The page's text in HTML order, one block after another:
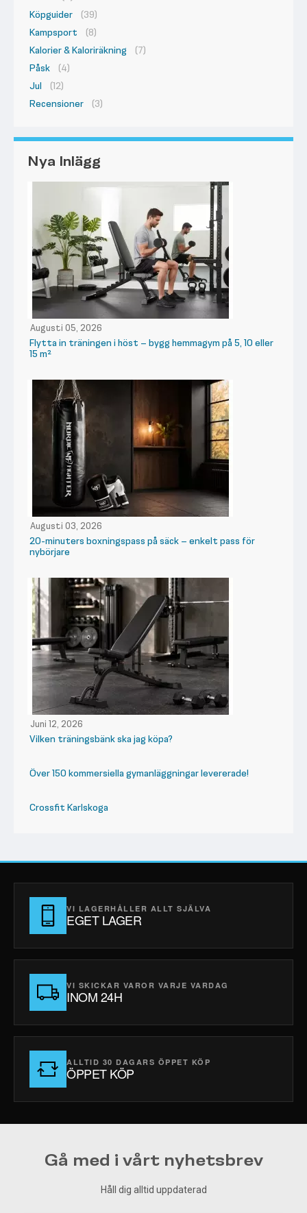
Köpguider
(39)
Kampsport
(8)
Kalorier & Kaloriräkning
(7)
Påsk
(4)
Jul
(12)
Recensioner
(3)
Nya Inlägg
Augusti 05, 2026
Flytta in träningen i höst – bygg hemmagym på 5, 10 eller
15 m²
Augusti 03, 2026
20-minuters boxningspass på säck – enkelt pass för
nybörjare
Juni 12, 2026
Vilken träningsbänk ska jag köpa?
Över 150 kommersiella gymanläggningar levererade!
Crossfit Karlskoga
VI LAGERHÅLLER ALLT SJÄLVA
EGET LAGER
VI SKICKAR VAROR VARJE VARDAG
INOM 24H
ALLTID 30 DAGARS ÖPPET KÖP
ÖPPET KÖP
Gå med i vårt nyhetsbrev
Håll dig alltid uppdaterad